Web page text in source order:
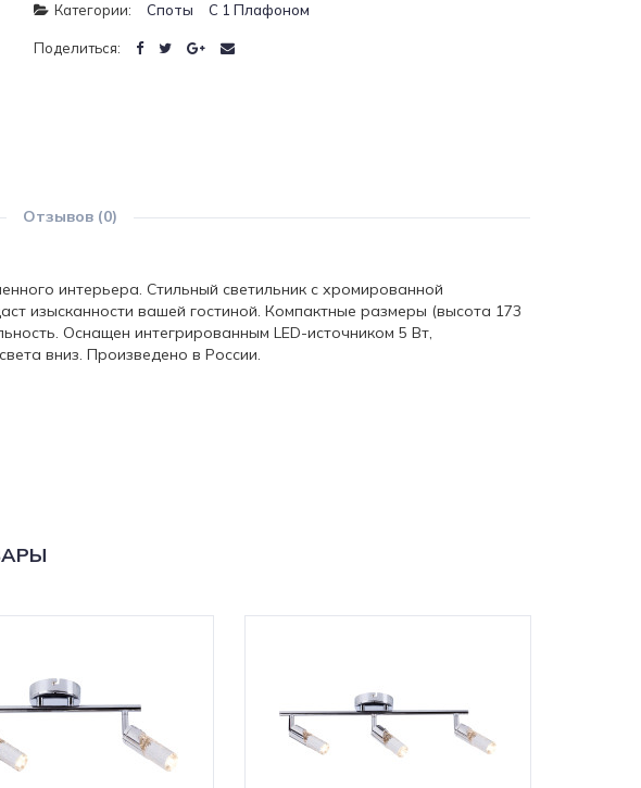
Категории: Споты С 1 Плафоном
Поделиться:
Отзывов (0)
интерьера. Стильный светильник с хромированной
изысканности вашей гостиной. Компактные размеры (высота 173
Оснащен интегрированным LED-источником 5 Вт,
вниз. Произведено в России.